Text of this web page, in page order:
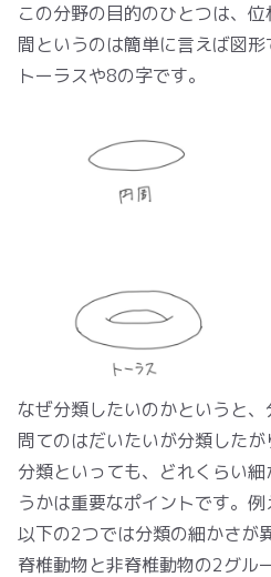
この分野の目的のひとつは、
間というのは簡単に言えば図
トーラスや8の字です。
なぜ分類したいのかというと
問てのはだいたいが分類したが
分類といっても、どれくらい
うかは重要なポイントです。例
以下の2つでは分類の細かさが
脊椎動物と非脊椎動物の2グル